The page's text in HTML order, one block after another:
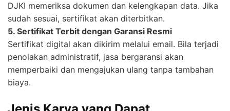
DJKI memeriksa dokumen dan kelengkapan data. Jika
sudah sesuai, sertifikat akan diterbitkan.
5. Sertifikat Terbit dengan Garansi Resmi
Sertifikat digital akan dikirim melalui email. Bila terjadi
penolakan administratif, jasa bergaransi akan
memperbaiki dan mengajukan ulang tanpa tambahan
biaya.